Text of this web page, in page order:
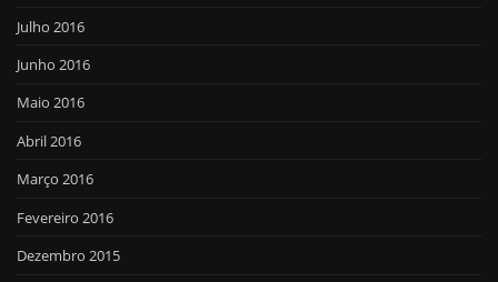
Julho 2016
Junho 2016
Maio 2016
Abril 2016
Março 2016
Fevereiro 2016
Dezembro 2015